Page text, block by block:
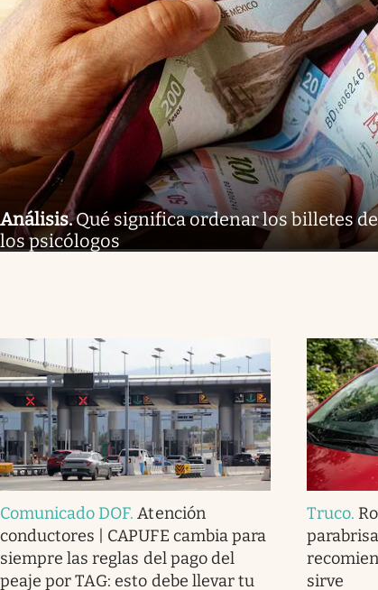
Análisis.Qué significa ordenar los billetes
los psicólogos
Comunicado DOF.Atención
conductores | CAPUFE cambia para
siempre las reglas del pago del
peaje por TAG: esto debe llevar tu
Truco.
sirve